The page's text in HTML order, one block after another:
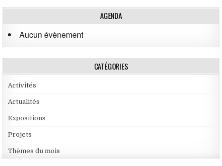
AGENDA
Aucun évènement
CATÉGORIES
Activités
Actualités
Expositions
Projets
Thèmes du mois